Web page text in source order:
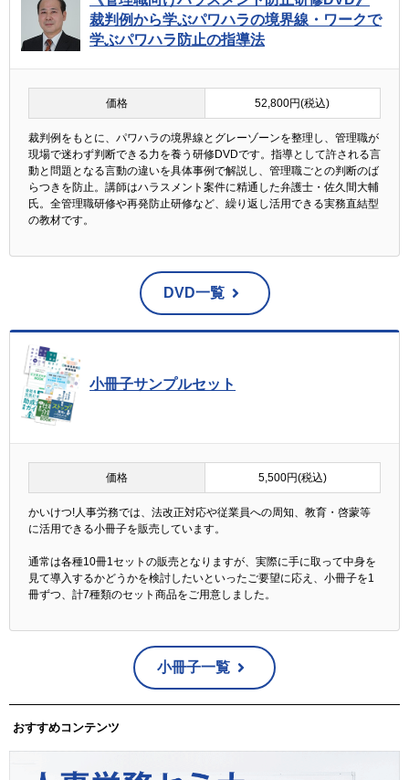
裁判例から学ぶパワハラの境界線・ワークで
学ぶパワハラ防止の指導法
価格 52,800円(税込)
裁判例をもとに、パワハラの境界線とグレーゾーンを整理し、管理職が
現場で迷わず判断できる力を養う研修DVDです。指導として許される言
動と問題となる言動の違いを具体事例で解説し、管理職ごとの判断のば
らつきを防止。講師はハラスメント案件に精通した弁護士・佐久間大輔
氏。全管理職研修や再発防止研修など、繰り返し活用できる実務直結型
の教材です。
DVD一覧
小冊子サンプルセット
価格 5,500円(税込)
かいけつ!人事労務では、法改正対応や従業員への周知、教育・啓蒙等
に活用できる小冊子を販売しています。
通常は各種10冊1セットの販売となりますが、実際に手に取って中身を
見て導入するかどうかを検討したいといったご要望に応え、小冊子を1
冊ずつ、計7種類のセット商品をご用意しました。
小冊子一覧
おすすめコンテンツ